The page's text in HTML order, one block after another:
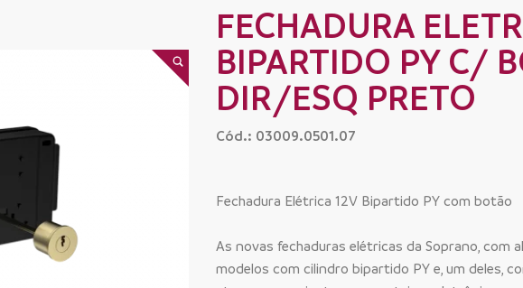
FECHADURA
BIPARTIDO PY C/
DIR/ESQ PRETO
Cód.: 03009.0501.07
Fechadura Elétrica 12V Bipartido PY com botão
As novas fechaduras elétricas da Soprano, com
modelos com cilindro bipartido PY e, um deles,